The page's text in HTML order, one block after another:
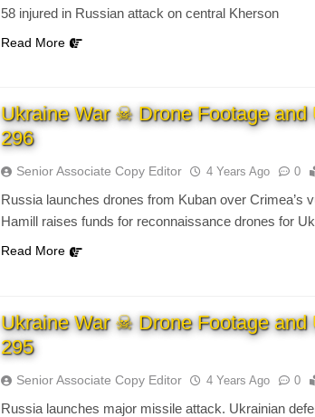
58 injured in Russian attack on central Kherson
Read More
Ukraine War ☠ Drone Footage
296
Senior Associate Copy Editor 4 Years Ago 0
Russia launches drones from Kuban over Crimea’s
Hamill raises funds for reconnaissance drones for
Read More
Ukraine War ☠ Drone Footage
295
Senior Associate Copy Editor 4 Years Ago 0
Russia launches major missile attack. Ukrainian